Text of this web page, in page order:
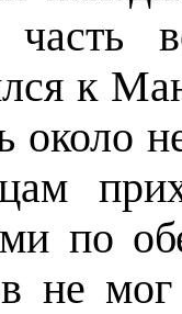
часть
к
около
по
не